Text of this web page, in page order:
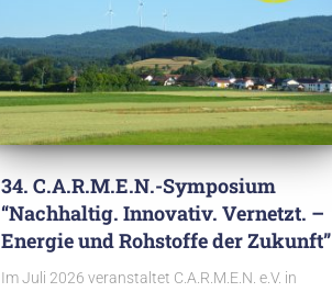
34. C.A.R.M.E.N.-Symposium
“Nachhaltig. Innovativ. Vernetzt. –
Energie und Rohstoffe der Zukunft”
Im Juli 2026 veranstaltet C.A.R.M.E.N. e.V. in